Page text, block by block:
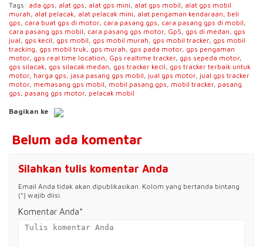
Tags: ada gps, alat gps, alat gps mini, alat gps mobil, alat gps mobil
murah, alat pelacak, alat pelacak mini, alat pengaman kendaraan, beli
gps, cara buat gps di motor, cara pasang gps, cara pasang gps di mobil,
cara pasang gps mobil, cara pasang gps motor, GpS, gps di medan, gps
jual, gps kecil, gps mobil, gps mobil murah, gps mobil tracker, gps mobil
tracking, gps mobil truk, gps murah, gps pada motor, gps pengaman
motor, gps real time location, Gps realtime tracker, gps sepeda motor,
gps silacak, gps silacak medan, gps tracker kecil, gps tracker terbaik untuk
motor, harga gps, jasa pasang gps mobil, jual gps motor, jual gps tracker
motor, memasang gps mobil, mobil pasang gps, mobil tracker, pasang
gps, pasang gps motor, pelacak mobil
Bagikan ke
Belum ada komentar
Silahkan tulis komentar Anda
Email Anda tidak akan dipublikasikan. Kolom yang bertanda bintang
(*) wajib diisi.
Komentar Anda*